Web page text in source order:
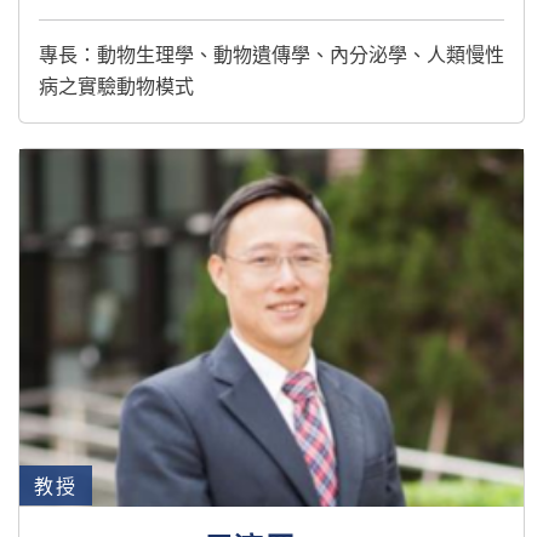
專長：動物生理學、動物遺傳學、內分泌學、人類慢性
病之實驗動物模式
教授